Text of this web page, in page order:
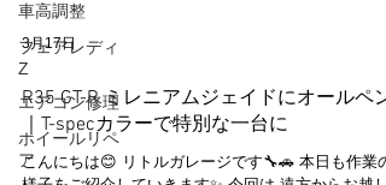
車高調整
フェアレディ
Z
エアコン修理
ホイールリペ
ア
3月17日
R35 GT-R ミレニアムジェイドにオールペン
｜T-specカラーで特別な一台に